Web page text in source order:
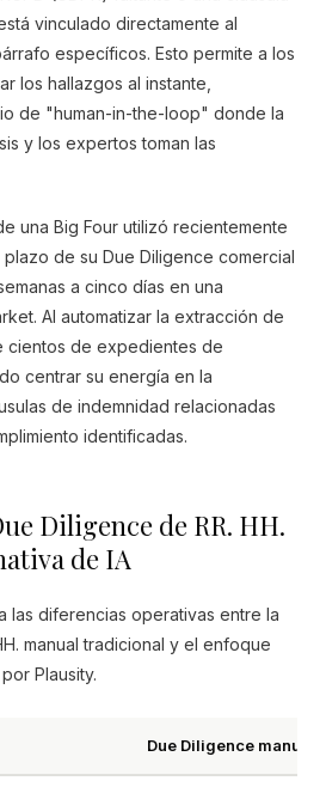
vinculado directamente al
específicos. Esto permite a los
los hallazgos al instante,
de "human-in-the-loop" donde la
y los expertos toman las
una Big Four utilizó recientemente
de su Due Diligence comercial
a cinco días en una
Al automatizar la extracción de
cientos de expedientes de
centrar su energía en la
de indemnidad relacionadas
identificadas.
Diligence de RR. HH.
de IA
las diferencias operativas entre la
manual tradicional y el enfoque
Plausity.
Due Diligence manual